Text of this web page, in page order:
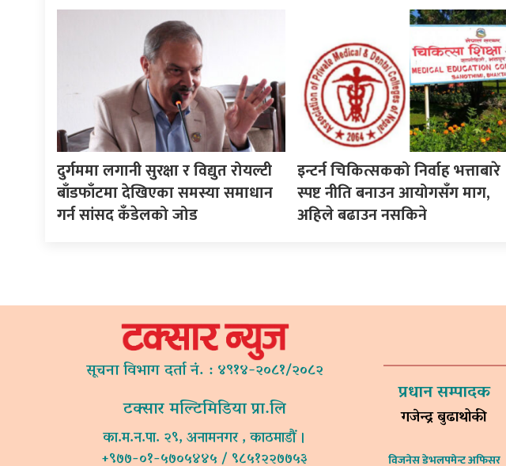
दुर्गममा लगानी सुरक्षा र विद्युत रोयल्टी
बाँडफाँटमा देखिएका समस्या समाधान
गर्न सांसद कँडेलको जोड
इन्टर्न चिकित्सकको निर्वाह भत्ताबारे
स्पष्ट नीति बनाउन आयोगसँग माग,
अहिले बढाउन नसकिने
सूचना विभाग दर्ता नं. : ४९१४-२०८१/२०८२
टक्सार मल्टिमिडिया प्रा.लि
का.म.न.पा. २९, अनामनगर , काठमाडौं ।
+९७७-०१-५७०५४४५ / ९८५१२२७७५३
प्रधान सम्पादक
गजेन्द्र बुढाथोकी
विजनेस डेभलपमेन्ट अफिसर